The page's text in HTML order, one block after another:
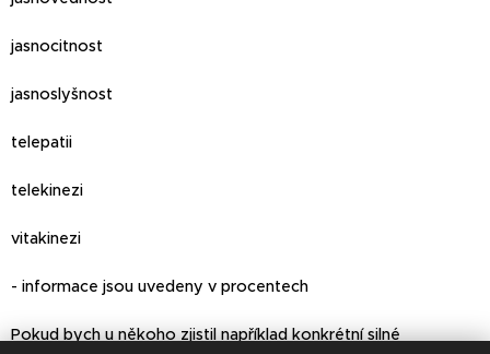
jasnocitnost
jasnoslyšnost
telepatii
telekinezi
vitakinezi
- informace jsou uvedeny v procentech
Pokud bych u někoho zjistil například konkrétní silné